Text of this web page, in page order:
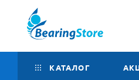
КАТАЛОГ